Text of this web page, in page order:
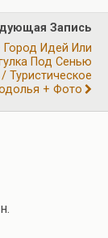
Запись
Город Идей Или
Под Сенью
Туристическое
+ Фото